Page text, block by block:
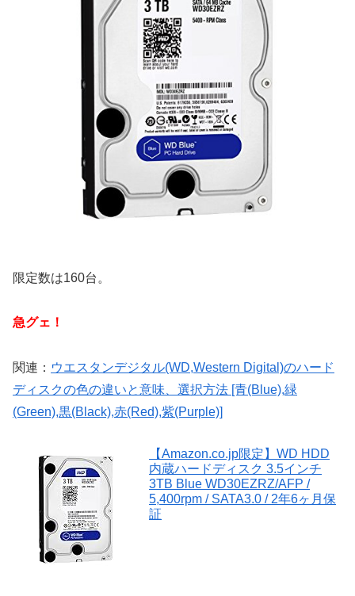
限定数は160台。
急グェ！
関連： ウエスタンデジタル(WD,Western Digital)のハード
ディスクの色の違いと意味、選択方法 [青(Blue),緑
(Green),黒(Black),赤(Red),紫(Purple)]
【Amazon.co.jp限定】WD HDD
内蔵ハードディスク 3.5インチ
3TB Blue WD30EZRZ/AFP /
5,400rpm / SATA3.0 / 2年6ヶ月保
証